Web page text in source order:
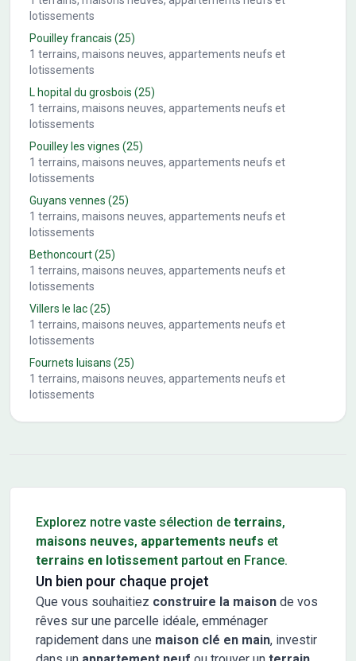
lotissements
Pouilley francais (25)
1 terrains, maisons neuves, appartements neufs et
lotissements
L hopital du grosbois (25)
1 terrains, maisons neuves, appartements neufs et
lotissements
Pouilley les vignes (25)
1 terrains, maisons neuves, appartements neufs et
lotissements
Guyans vennes (25)
1 terrains, maisons neuves, appartements neufs et
lotissements
Bethoncourt(25)
1 terrains, maisons neuves, appartements neufs et
lotissements
Villers le lac(25)
1 terrains, maisons neuves, appartements neufs et
lotissements
Fournets luisans (25)
1 terrains, maisons neuves, appartements neufs et
lotissements
Explorez notre vaste sélection de terrains,
maisons neuves, appartements neufs et
terrains en lotissement partout en France.
Un bien pour chaque projet
Que vous souhaitiez construire la maison de vos
rêves sur une parcelle idéale, emménager
rapidement dans une maison clé en main, investir